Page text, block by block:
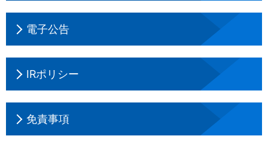
電子公告
IRポリシー
免責事項